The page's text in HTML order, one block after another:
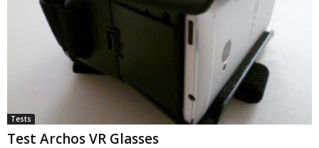
Tests
Test Archos VR Glasses